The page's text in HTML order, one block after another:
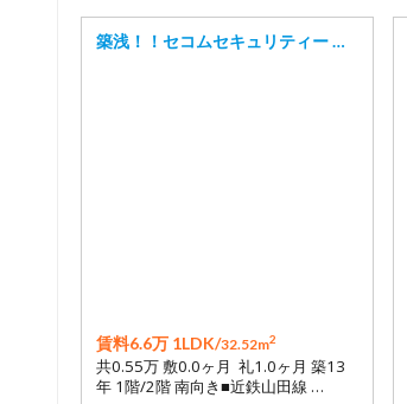
築浅！！セコムセキュリティー …
賃料6.6万 1LDK/32.52m2
共0.55万 敷0.0ヶ月 礼1.0ヶ月 築13
年 1階/2階 南向き■近鉄山田線 …